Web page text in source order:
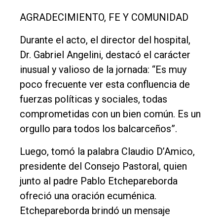
AGRADECIMIENTO, FE Y COMUNIDAD
Durante el acto, el director del hospital,
Dr. Gabriel Angelini, destacó el carácter
inusual y valioso de la jornada: “Es muy
poco frecuente ver esta confluencia de
fuerzas políticas y sociales, todas
comprometidas con un bien común. Es un
orgullo para todos los balcarceños”.
Luego, tomó la palabra Claudio D’Amico,
presidente del Consejo Pastoral, quien
junto al padre Pablo Etchepareborda
ofreció una oración ecuménica.
Etchepareborda brindó un mensaje